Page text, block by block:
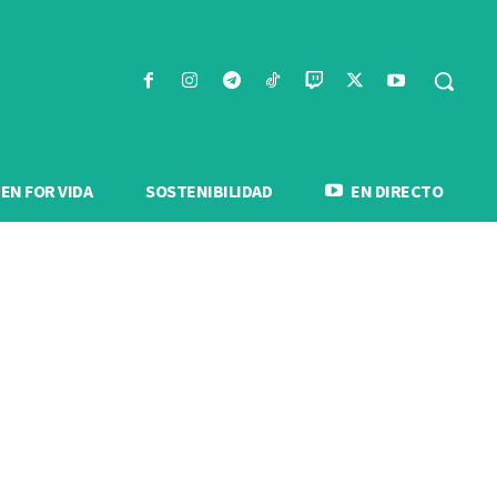
FOR VIDA SOSTENIBILIDAD EN DIRECTO